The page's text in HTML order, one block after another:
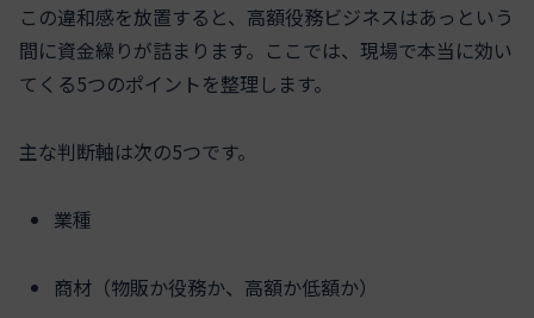
この違和感を放置すると、高額役務ビジネスはあっという
間に資金繰りが詰まります。ここでは、現場で本当に効い
てくる5つのポイントを整理します。
主な判断軸は次の5つです。
業種
商材（物販か役務か、高額か低額か）